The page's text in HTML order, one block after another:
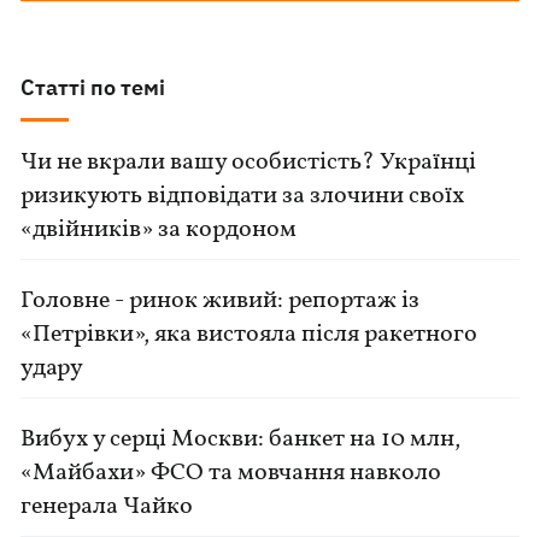
Статті по темі
Чи не вкрали вашу особистість? Українці
ризикують відповідати за злочини своїх
«двійників» за кордоном
Головне - ринок живий: репортаж із
«Петрівки», яка вистояла після ракетного
удару
Вибух у серці Москви: банкет на 10 млн,
«Майбахи» ФСО та мовчання навколо
генерала Чайко